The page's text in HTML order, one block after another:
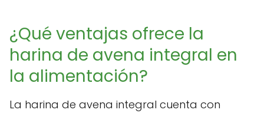
¿Qué ventajas ofrece la
harina de avena integral en
la alimentación?
La harina de avena integral cuenta con